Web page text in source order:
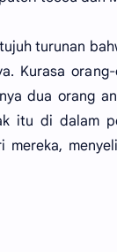
turunan
Kurasa
dua orang
itu di dalam
mereka,